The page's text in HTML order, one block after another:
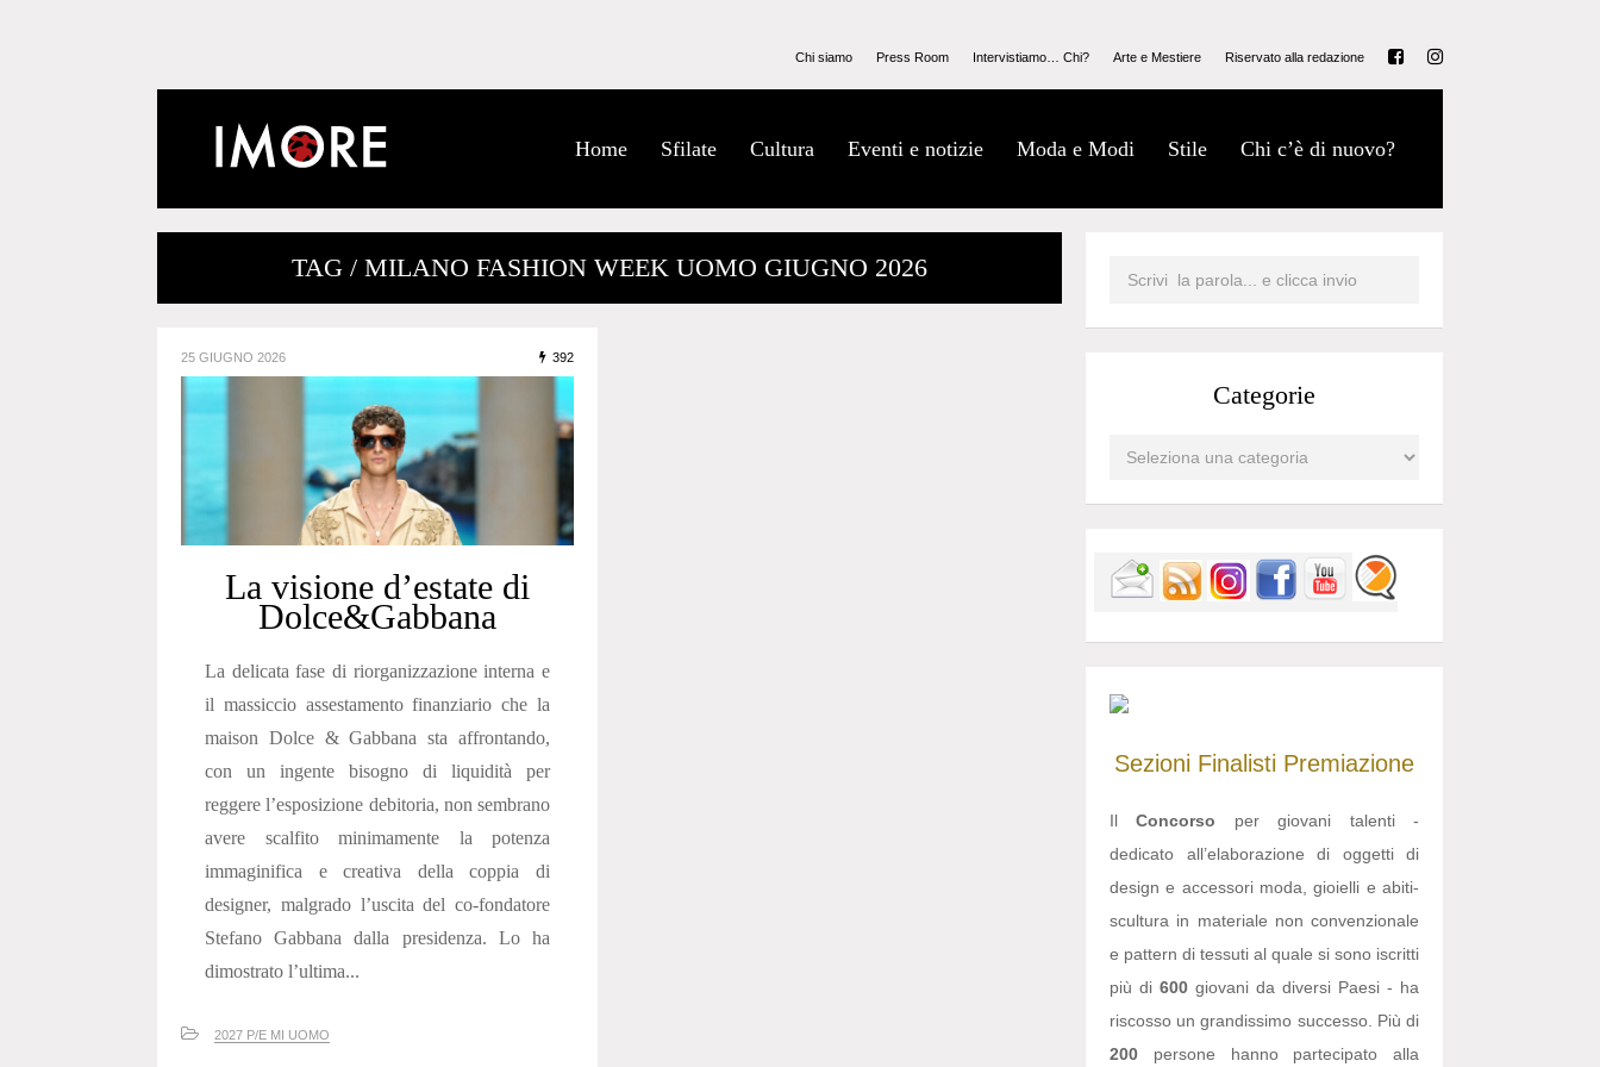
Chi siamo Press Room Intervistiamo… Chi? Arte e Mestiere Riservato alla redazione
Home Sfilate Cultura Eventi e notizie Moda e Modi Stile Chi c’è di nuovo?
TAG / MILANO FASHION WEEK UOMO GIUGNO 2026
25 GIUGNO 2026 392
La visione d’estate di
Dolce&Gabbana
La delicata fase di riorganizzazione interna e
il massiccio assestamento finanziario che la
maison Dolce & Gabbana sta affrontando,
con un ingente bisogno di liquidità per
reggere l’esposizione debitoria, non sembrano
avere scalfito minimamente la potenza
immaginifica e creativa della coppia di
designer, malgrado l’uscita del co-fondatore
Stefano Gabbana dalla presidenza. Lo ha
dimostrato l’ultima...
2027 P/E MI UOMO
Categorie
Sezioni Finalisti Premiazione
IlConcorso per giovani talenti -
dedicato all’elaborazione di oggetti di
design e accessori moda, gioielli e abiti-
scultura in materiale non convenzionale
e pattern di tessuti al quale si sono iscritti
più di 600 giovani da diversi Paesi - ha
riscosso un grandissimo successo. Più di
200 persone hanno partecipato alla